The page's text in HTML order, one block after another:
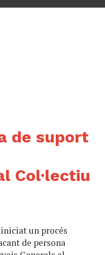
de suport
Col·lectiu
un procés
de persona